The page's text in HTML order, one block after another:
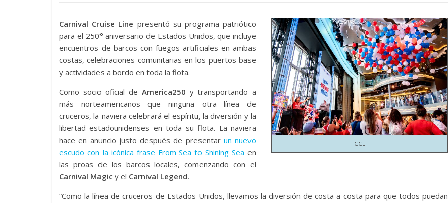
CCL
Carnival Cruise Line presentó su programa patriótico
para el 250° aniversario de Estados Unidos, que incluye
encuentros de barcos con fuegos artificiales en ambas
costas, celebraciones comunitarias en los puertos base
y actividades a bordo en toda la flota.
Como socio oficial de America250 y transportando a
más norteamericanos que ninguna otra línea de
cruceros, la naviera celebrará el espíritu, la diversión y la
libertad estadounidenses en toda su flota. La naviera
hace en anuncio justo después de presentarun nuevo
escudo con la icónica frase From Sea to Shining Sea en
las proas de los barcos locales, comenzando con el
Carnival Magic y el Carnival Legend.
“Como la línea de cruceros de Estados Unidos, llevamos la diversión de costa a costa para que todos puedan